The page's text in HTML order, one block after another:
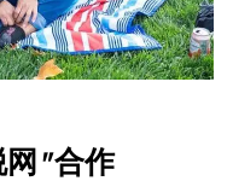
网 "合作